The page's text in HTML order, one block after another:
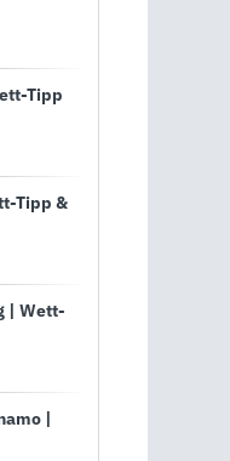
Tipp
Tipp &
| Wett-
|